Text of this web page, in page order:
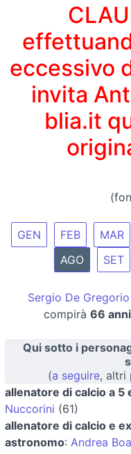
eccessivo
invita
blia.it
GEN FEB MAR
AGO
SET
Sergio De Gregorio
compirà 66 anni
Qui sotto i
(a seguire, altri
allenatore di calcio a 5
Nuccorini (61)
allenatore di calcio e
astronomo: Andrea